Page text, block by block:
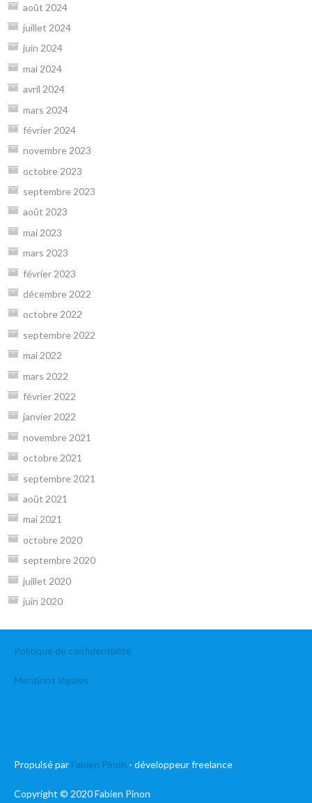
août 2024
juillet 2024
juin 2024
mai 2024
avril 2024
mars 2024
février 2024
novembre 2023
octobre 2023
septembre 2023
août 2023
mai 2023
mars 2023
février 2023
décembre 2022
octobre 2022
septembre 2022
mai 2022
mars 2022
février 2022
janvier 2022
novembre 2021
octobre 2021
septembre 2021
août 2021
mai 2021
octobre 2020
septembre 2020
juillet 2020
juin 2020
Politique de confidentialité
Mentions légales
Propulsé par Fabien Pinon - développeur freelance
Copyright © 2020 Fabien Pinon